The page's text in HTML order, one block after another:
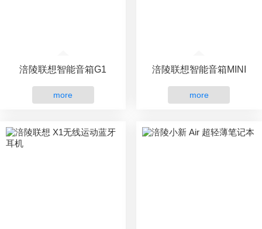
涪陵联想智能音箱G1
more
涪陵联想智能音箱MINI
more